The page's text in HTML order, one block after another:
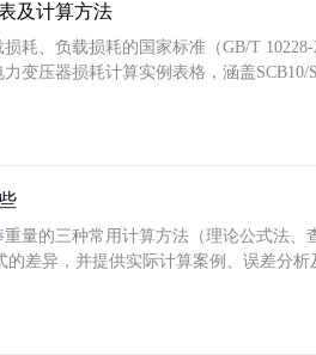
及计算方法
耗、负载损耗的国家标准（GB/T
变压器损耗计算实例表格，涵盖
量的三种常用计算方法（理论公式法
的差异，并提供实际计算案例、误差分